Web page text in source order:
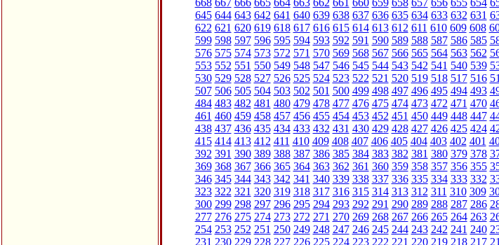
645 644 643 642 641 640 639 638 637 636 635 634 633 632 631
622 621 620 619 618 617 616 615 614 613 612 611 610 609 608
599 598 597 596 595 594 593 592 591 590 589 588 587 586 585
576 575 574 573 572 571 570 569 568 567 566 565 564 563 562
553 552 551 550 549 548 547 546 545 544 543 542 541 540 539
530 529 528 527 526 525 524 523 522 521 520 519 518 517 516
507 506 505 504 503 502 501 500 499 498 497 496 495 494 493
484 483 482 481 480 479 478 477 476 475 474 473 472 471 470
461 460 459 458 457 456 455 454 453 452 451 450 449 448 447
438 437 436 435 434 433 432 431 430 429 428 427 426 425 424
415 414 413 412 411 410 409 408 407 406 405 404 403 402 401
392 391 390 389 388 387 386 385 384 383 382 381 380 379 378
369 368 367 366 365 364 363 362 361 360 359 358 357 356 355
346 345 344 343 342 341 340 339 338 337 336 335 334 333 332
323 322 321 320 319 318 317 316 315 314 313 312 311 310 309
300 299 298 297 296 295 294 293 292 291 290 289 288 287 286
277 276 275 274 273 272 271 270 269 268 267 266 265 264 263
254 253 252 251 250 249 248 247 246 245 244 243 242 241 240
231 230 229 228 227 226 225 224 223 222 221 220 219 218 217